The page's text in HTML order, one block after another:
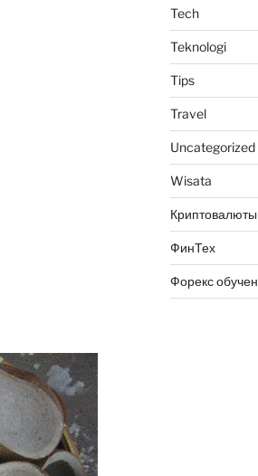
Tech
Teknologi
Tips
Travel
Uncategorized
Wisata
Криптовалюты
ФинТех
Форекс